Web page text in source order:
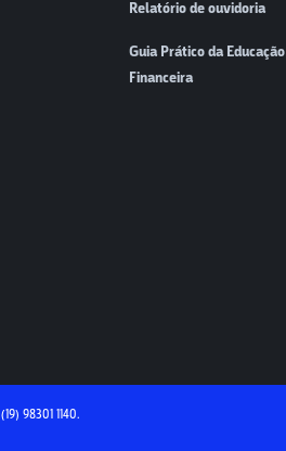
Relatório de ouvidoria
Guia Prático da Educação
Financeira
(19) 98301 1140.